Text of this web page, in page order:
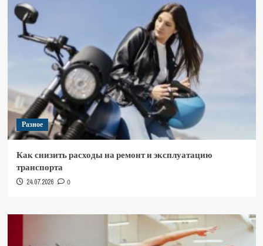
Разное
Как снизить расходы на ремонт и эксплуатацию
транспорта
24.07.2026 0